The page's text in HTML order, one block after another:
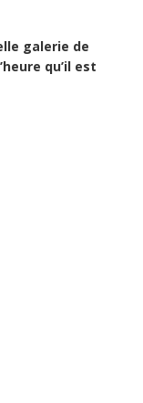
galerie de
qu’il est